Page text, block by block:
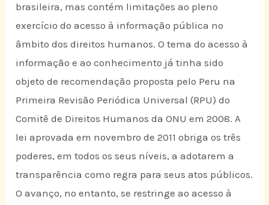
brasileira, mas contém limitações ao pleno
exercício do acesso à informação pública no
âmbito dos direitos humanos. O tema do acesso à
informação e ao conhecimento já tinha sido
objeto de recomendação proposta pelo Peru na
Primeira Revisão Periódica Universal (RPU) do
Comitê de Direitos Humanos da ONU em 2008. A
lei aprovada em novembro de 2011 obriga os três
poderes, em todos os seus níveis, a adotarem a
transparência como regra para seus atos públicos.
O avanço, no entanto, se restringe ao acesso à